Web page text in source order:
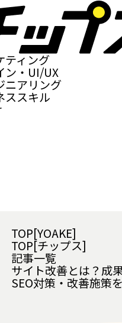
ティング
ン・UI/UX
ニアリング
ススキル
TOP[YOAKE]
TOP[チップス]
記事一覧
サイト改善とは？成
SEO対策・改善施策